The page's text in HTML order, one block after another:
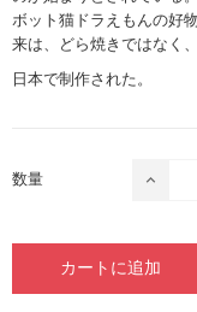
ボット猫ドラえもんの好
来は、どら焼きではなく
日本で制作された。
数量
カートに追加